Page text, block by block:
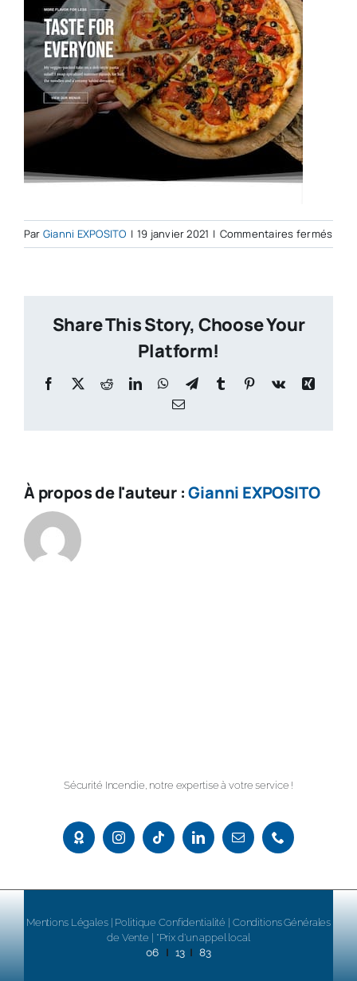
Par Gianni EXPOSITO | 19 janvier 2021 | Commentaires ferméssur
Share This Story, Choose Your
Platform!
Facebook
X RedditLinkedInWhatsApp
TelegramTumblr Pinterest
Vk
Xing
Email
À propos de l'auteur :Gianni EXPOSITO
Sécurité Incendie, notre expertise à votre service !
Mentions Légales| Politique Confidentialité | Conditions Générales
de Vente | *Prix d’un appel local
06|13|83